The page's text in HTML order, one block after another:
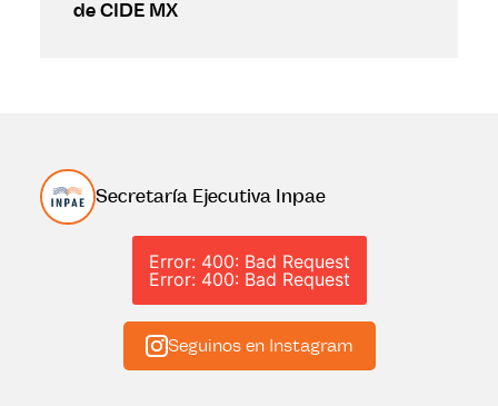
de CIDE MX
Secretaría Ejecutiva Inpae
Error: 400: Bad Request
Error: 400: Bad Request
Seguinos en Instagram